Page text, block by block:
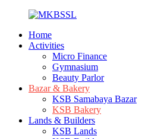
content
MKBSSL
Mothbari
Beboshaye
Samabaya
Somity
Home
Activities
Micro Finance
Gymnasium
Beauty Parlor
Bazar & Bakery
KSB Samabaya Bazar
KSB Bakery
Lands & Builders
KSB Lands